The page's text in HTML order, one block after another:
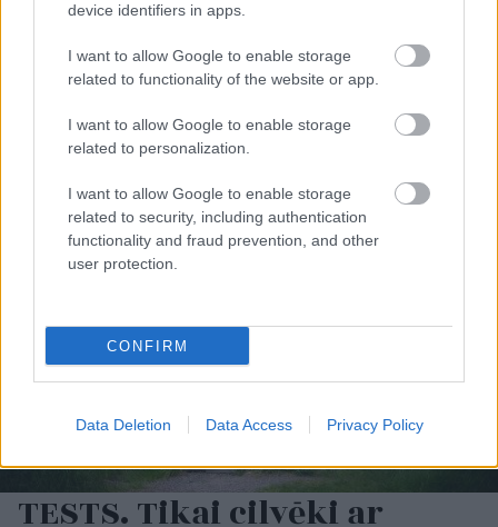
device identifiers in apps.
I want to allow Google to enable storage
related to functionality of the website or app.
I want to allow Google to enable storage
related to personalization.
I want to allow Google to enable storage
related to security, including authentication
functionality and fraud prevention, and other
user protection.
CONFIRM
Data Deletion Data Access Privacy Policy
TESTS. Tikai cilvēki ar